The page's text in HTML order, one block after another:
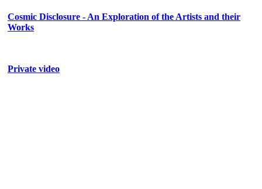
Cosmic Disclosure - An Exploration of the Artists and their
Works
Private video